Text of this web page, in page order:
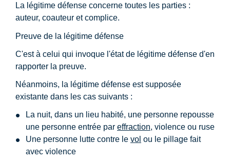
La légitime défense concerne toutes les parties :
auteur, coauteur et complice.
Preuve de la légitime défense
C'est à celui qui invoque l'état de légitime défense d'en
rapporter la preuve.
Néanmoins, la légitime défense est supposée
existante dans les cas suivants :
La nuit, dans un lieu habité, une personne repousse
une personne entrée par effraction, violence ou ruse
Une personne lutte contre le vol ou le pillage fait
avec violence